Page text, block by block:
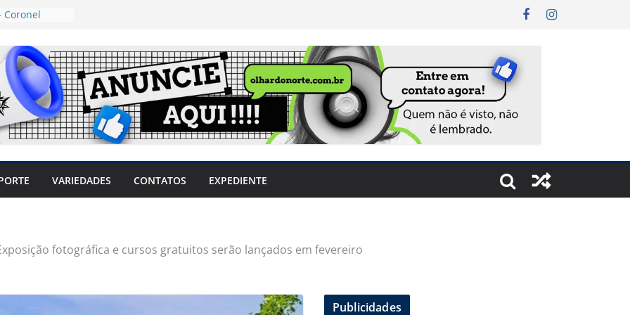
Coronel
mulheres
travar o
produtores
sem
sintomas,
VARIEDADES CONTATOS EXPEDIENTE
fotográfica e cursos gratuitos serão lançados em fevereiro
Publicidades